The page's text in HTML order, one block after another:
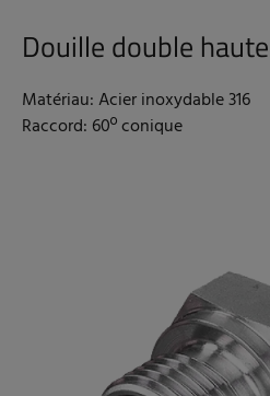
Douille double
Matériau: Acier inoxydable 316
Raccord: 60º conique